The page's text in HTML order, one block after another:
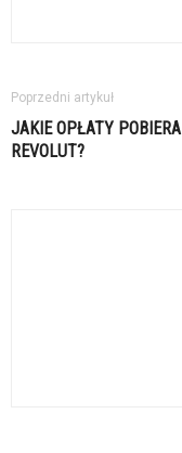
Poprzedni artykuł
JAKIE OPŁATY POBIERA
REVOLUT?